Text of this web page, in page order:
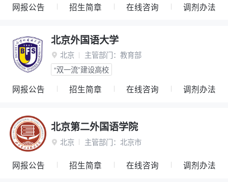
网报公告 招生简章 在线咨询 调剂办法
北京外国语大学
 北京 主管部门： 教育部
“双一流”建设高校
网报公告 招生简章 在线咨询 调剂办法
北京第二外国语学院
 北京 主管部门： 北京市
网报公告 招生简章 在线咨询 调剂办法